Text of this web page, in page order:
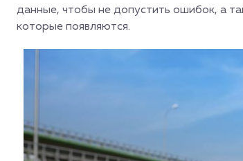
данные, чтобы не допустить ошибок, а
которые появляются.